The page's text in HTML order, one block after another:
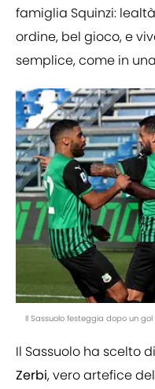
famiglia Squinzi:
ordine, bel gioco, e
semplice, come in
Il Sassuolo festeggia dopo un
Il Sassuolo ha scelto
Zerbi, vero artefice